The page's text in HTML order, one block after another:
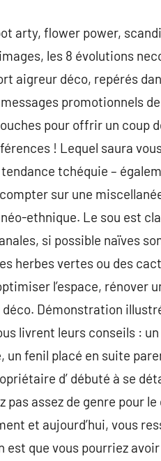
arty, flower power,
les 8 évolutions
aigreur déco, repérés
promotionnels
pour offrir un coup
! Lequel saura
tchéquie –
sur une
ethnique. Le sou est
si possible naïves
herbes vertes ou des
l’espace, rénover
Démonstration
livrent leurs conseils : un
fenil placé en suite
d’ débuté à se
assez de genre pour
et aujourd’hui, vous
que vous pourriez